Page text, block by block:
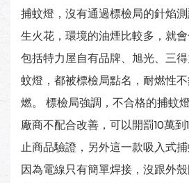
捕蚊燈，沒有通過標檢局的針焰
生火花，環境的油煙比較多，就
包括特力屋自有品牌、旭光、三
蚊燈，都被標檢局點名，耐燃性
燃。 標檢局強調，不合格的捕蚊
廠商不配合改善，可以開罰10萬
止商品驗證，另外這一款吸入式
因為電線只有簡單焊接，沒跟外